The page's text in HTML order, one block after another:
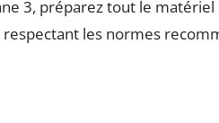
3, préparez tout le
les normes